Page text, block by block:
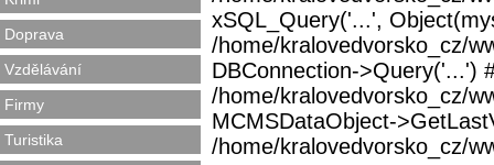
Doprava
Vzdělávání
Firmy
Turistika
xSQL_Query('...',
/home/kralovedvorsko_cz/
DBConnection->Query('...')
/home/kralovedvorsko_cz/
MCMSDataObject-
/home/kralovedvorsko_cz/